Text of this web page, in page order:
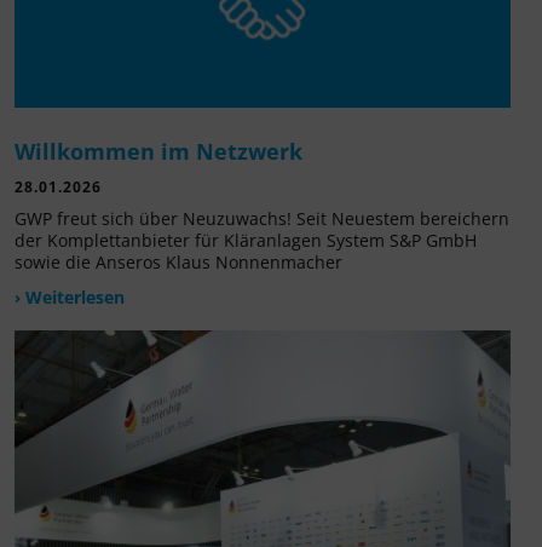
Willkommen im Netzwerk
28.01.2026
GWP freut sich über Neuzuwachs! Seit Neuestem bereichern
der Komplettanbieter für Kläranlagen System S&P GmbH
sowie die Anseros Klaus Nonnenmacher
› Weiterlesen